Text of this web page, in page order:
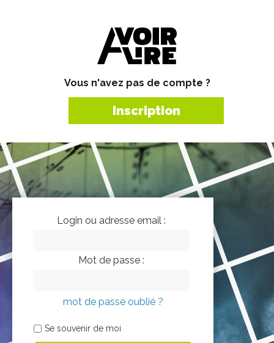
Vous n'avez pas de compte ?
Inscription
Login ou adresse email :
Mot de passe :
mot de passe oublié ?
Se souvenir de moi